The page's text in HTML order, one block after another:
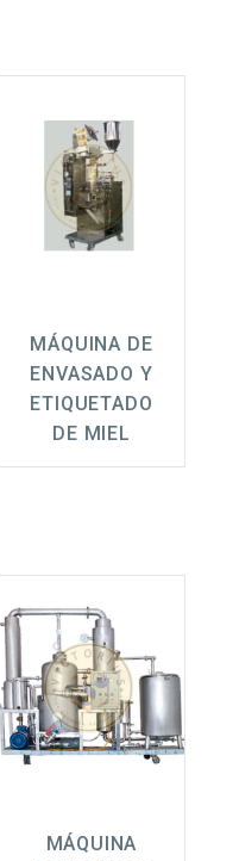
MÁQUINA DE
ENVASADO Y
ETIQUETADO
DE MIEL
MÁQUINA